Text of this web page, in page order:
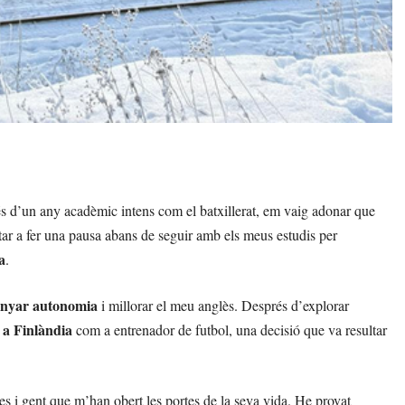
d’un any acadèmic intens com el batxillerat, em vaig adonar que
a fer una pausa abans de seguir amb els meus estudis per
.
autonomiai millorar el meu anglès. Després d’explorar
Finlàndiacom a entrenador de futbol, una decisió que va resultar
i gent que m’han obert les portes de la seva vida. He provat